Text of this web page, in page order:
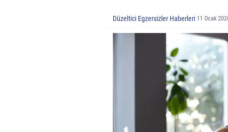
Düzeltici Egzersizler Haberleri 11 Ocak